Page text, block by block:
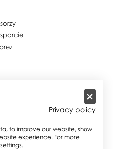
Publicznej
Privacy policy
to improve our website, show
experience. For more